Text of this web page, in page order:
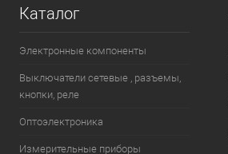
Каталог
Электронные компоненты
Выключатели сетевые , разъемы,
кнопки, реле
Оптоэлектроника
Измерительные приборы